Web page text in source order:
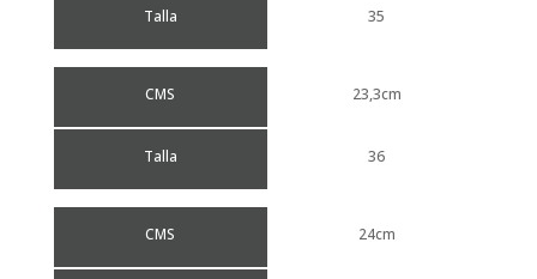
Talla 35
CMS
Talla
23,3cm
36
CMS 24cm